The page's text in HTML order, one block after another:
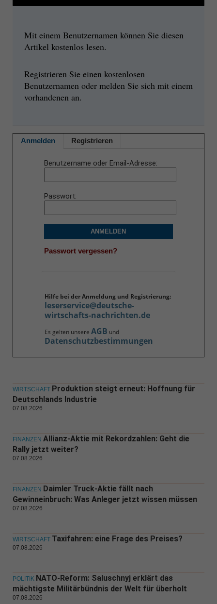
Mit einem Benutzernamen können Sie diesen
Artikel kostenlos lesen.
Registrieren Sie einen kostenlosen
Benutzernamen oder melden Sie sich mit einem
vorhandenen an.
Anmelden Registrieren
Benutzername oder Email-Adresse
Passwort
ANMELDEN
Passwort vergessen?
Hilfe bei der Anmeldung und Registrierung:
leserservice@deutsche-
wirtschafts-nachrichten.de
Es gelten unsere AGB und
Datenschutzbestimmungen
WIRTSCHAFT Produktion steigt erneut: Hoffnung für
Deutschlands Industrie
07.08.2026
FINANZEN Allianz-Aktie mit Rekordzahlen: Geht die
Rally jetzt weiter?
07.08.2026
FINANZEN Daimler Truck-Aktie fällt nach
Gewinneinbruch: Was Anleger jetzt wissen müssen
07.08.2026
WIRTSCHAFT Taxifahren: eine Frage des Preises?
07.08.2026
POLITIK NATO-Reform: Saluschnyj erklärt das
mächtigste Militärbündnis der Welt für überholt
07.08.2026